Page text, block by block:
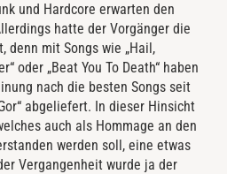
und Hardcore erwarten den
hatte der Vorgänger die
denn mit Songs wie „Hail,
oder „Beat You To Death“ haben
nach die besten Songs seit
abgeliefert. In dieser Hinsicht
auch als Hommage an den
werden soll, eine etwas
Vergangenheit wurde ja der